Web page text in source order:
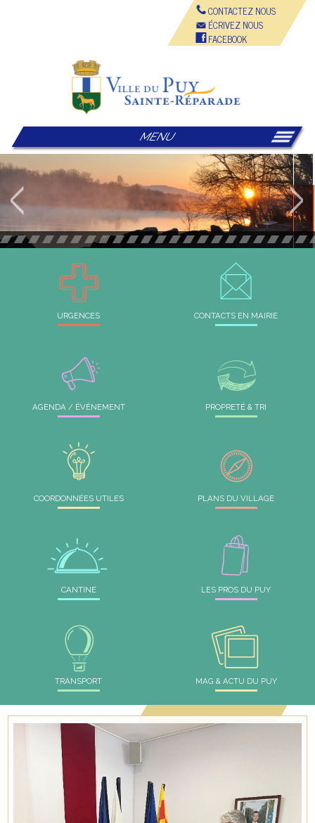
CONTACTEZ NOUS
ÉCRIVEZ NOUS
FACEBOOK
MENU
Le Puy-Sainte-Réparade, un village entre Durance et Provence
© Mairie du Puy Sainte Réparade
URGENCES CONTACTS EN MAIRIE
AGENDA / ÉVÉNEMENT PROPRETÉ & TRI
COORDONNÉES UTILES PLANS DU VILLAGE
CANTINE LES PROS DU PUY
TRANSPORT MAG & ACTU DU PUY